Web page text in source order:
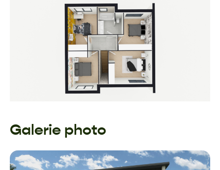
Galerie photo